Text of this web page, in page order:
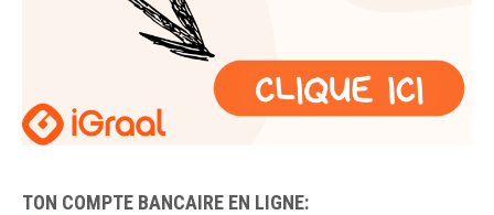
TON COMPTE BANCAIRE EN LIGNE: